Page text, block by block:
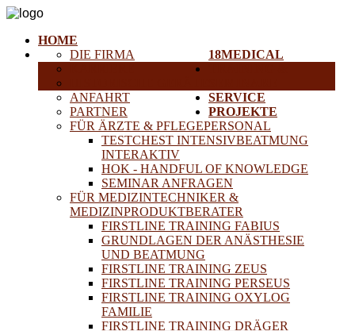
HOME
18MEDICAL
DIE FIRMA
ANFAHRT
PARTNER
FÜR ÄRZTE & PFLEGEPERSONAL
TESTCHEST INTENSIVBEATMUNG
INTERAKTIV
HOK - HANDFUL OF KNOWLEDGE
SEMINAR ANFRAGEN
FÜR MEDIZINTECHNIKER &
MEDIZINPRODUKTBERATER
FIRSTLINE TRAINING FABIUS
GRUNDLAGEN DER ANÄSTHESIE
UND BEATMUNG
FIRSTLINE TRAINING ZEUS
FIRSTLINE TRAINING PERSEUS
FIRSTLINE TRAINING OXYLOG
FAMILIE
FIRSTLINE TRAINING DRÄGER
SERVICE
PROJEKTE